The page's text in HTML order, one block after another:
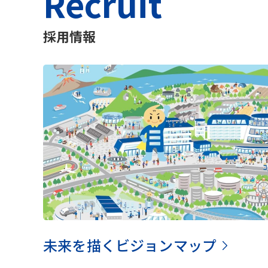
採用情報
未来を描くビジョンマップ